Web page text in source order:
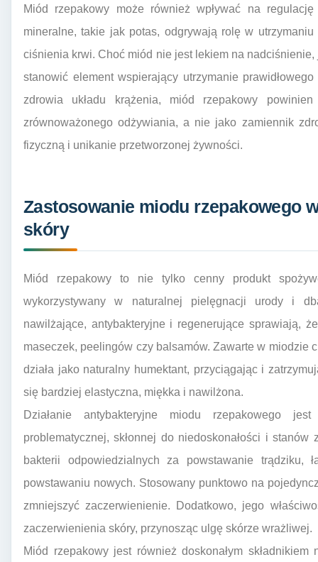
Miód rzepakowy może również wpływać na
mineralne, takie jak potas, odgrywają rolę w
ciśnienia krwi. Choć miód nie jest lekiem na
stanowić element wspierający utrzymanie
zdrowia układu krążenia, miód rzepakowy
zrównoważonego odżywiania, a nie jako zamiennik
fizyczną i unikanie przetworzonej żywności.
Zastosowanie miodu rzepakowego
skóry
Miód rzepakowy to nie tylko cenny produkt
wykorzystywany w naturalnej pielęgnacji urody i
nawilżające, antybakteryjne i regenerujące sprawiają,
maseczek, peelingów czy balsamów. Zawarte w miodzie
działa jako naturalny humektant, przyciągając i
się bardziej elastyczna, miękka i nawilżona.
Działanie antybakteryjne miodu rzepakowego
problematycznej, skłonnej do niedoskonałości i
bakterii odpowiedzialnych za powstawanie trądziku,
powstawaniu nowych. Stosowany punktowo na
zmniejszyć zaczerwienienie. Dodatkowo, jego
zaczerwienienia skóry, przynosząc ulgę skórze wrażliwej.
Miód rzepakowy jest również doskonałym